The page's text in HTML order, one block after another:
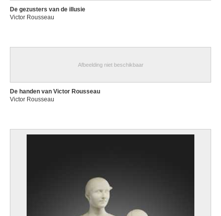
De gezusters van de illusie
Victor Rousseau
Afbeelding niet beschikbaar
De handen van Victor Rousseau
Victor Rousseau